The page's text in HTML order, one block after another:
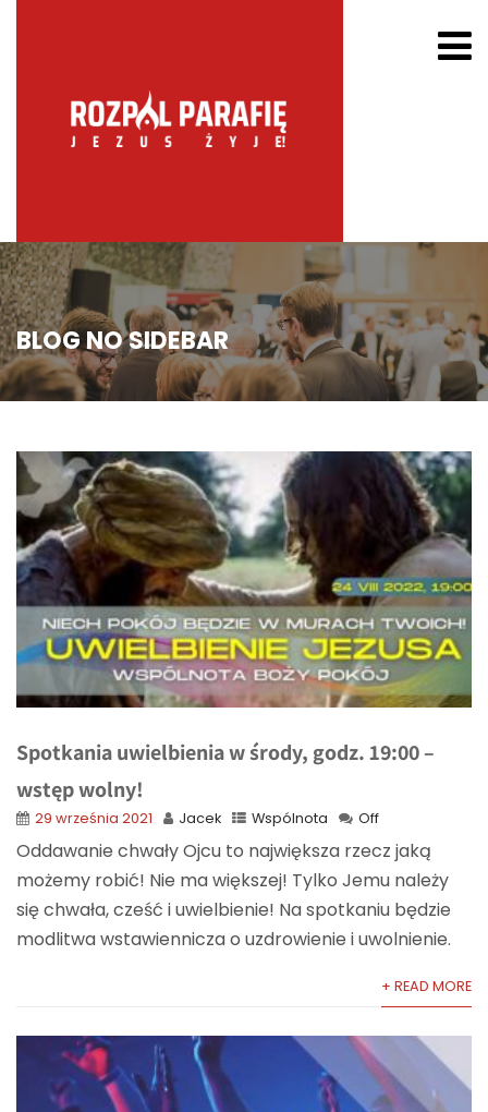
BLOG NO SIDEBAR
Spotkania uwielbienia w środy, godz. 19:00 –
wstęp wolny!
29 września 2021 Jacek Wspólnota Off
Oddawanie chwały Ojcu to największa rzecz jaką
możemy robić! Nie ma większej! Tylko Jemu należy
się chwała, cześć i uwielbienie! Na spotkaniu będzie
modlitwa wstawiennicza o uzdrowienie i uwolnienie.
+ READ MORE